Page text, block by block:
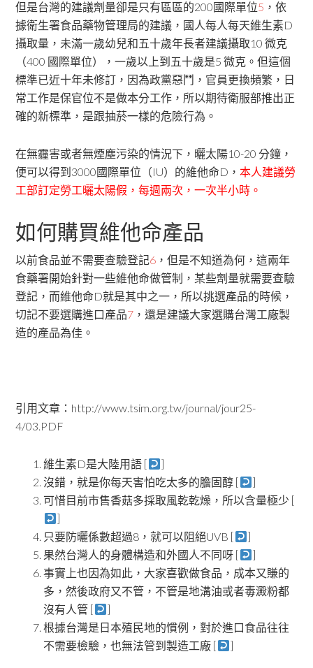
但是台灣的建議劑量卻是只有區區的200國際單位5 ，依
據衛生署食品藥物管理局的建議，國人每人每天維生素D
攝取量，未滿一歲幼兒和五十歲年長者建議攝取10 微克
（400 國際單位），一歲以上到五十歲是5 微克。但這個
標準已近十年未修訂，因為政黨惡鬥，官員更換頻繁，日
常工作是保官位不是做本分工作，所以期待衛服部推出正
確的新標準，是跟抽菸一樣的危險行為。
在無霾害或者無煙塵污染的情況下，曬太陽10-20 分鐘，
便可以得到3000國際單位（IU）的維他命D，本人建議勞
工部訂定勞工曬太陽假，每週兩次，一次半小時。
如何購買維他命產品
以前食品並不需要查驗登記6 ，但是不知道為何，這兩年
食藥署開始針對一些維他命做管制，某些劑量就需要查驗
登記，而維他命D就是其中之一，所以挑選產品的時候，
切記不要選購進口產品7 ，還是建議大家選購台灣工廠製
造的產品為佳。
引用文章：http://www.tsim.org.tw/journal/jour25-
4/03.PDF
維生素D是大陸用語 [
]
沒錯，就是你每天害怕吃太多的膽固醇 [
]
可惜目前市售香菇多採取風乾乾燥，所以含量極少 [
]
只要防曬係數超過8，就可以阻絕UVB [
]
果然台灣人的身體構造和外國人不同呀 [
]
事實上也因為如此，大家喜歡做食品，成本又賺的
多，然後政府又不管，不管是地溝油或者毒澱粉都
沒有人管 [
]
根據台灣是日本殖民地的慣例，對於進口食品往往
不需要檢驗，也無法管到製造工廠 [
]